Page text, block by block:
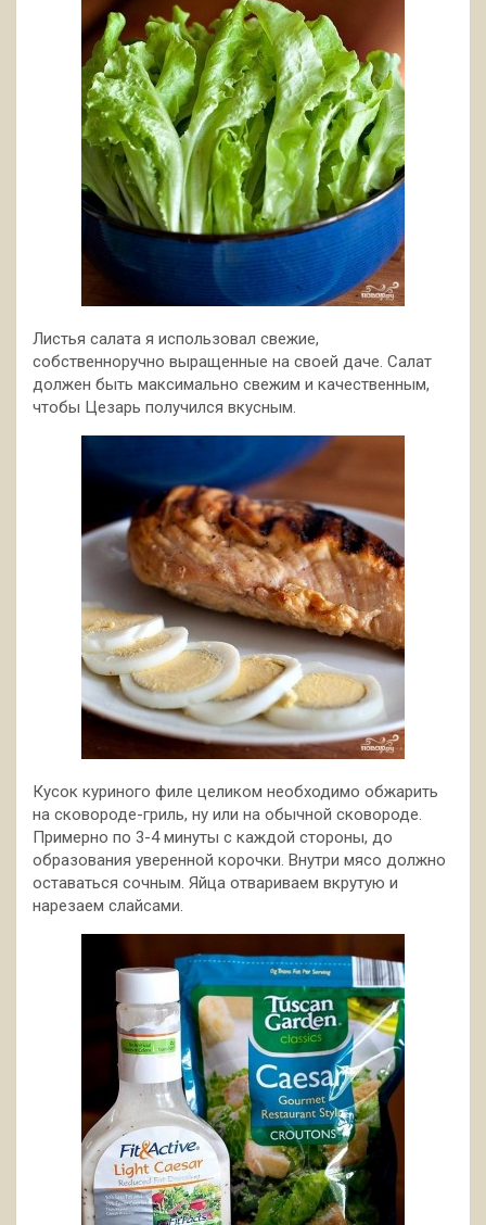
Листья салата я использовал свежие,
собственноручно выращенные на своей даче. Салат
должен быть максимально свежим и качественным,
чтобы Цезарь получился вкусным.
Кусок куриного филе целиком необходимо обжарить
на сковороде-гриль, ну или на обычной сковороде.
Примерно по 3-4 минуты с каждой стороны, до
образования уверенной корочки. Внутри мясо должно
оставаться сочным. Яйца отвариваем вкрутую и
нарезаем слайсами.